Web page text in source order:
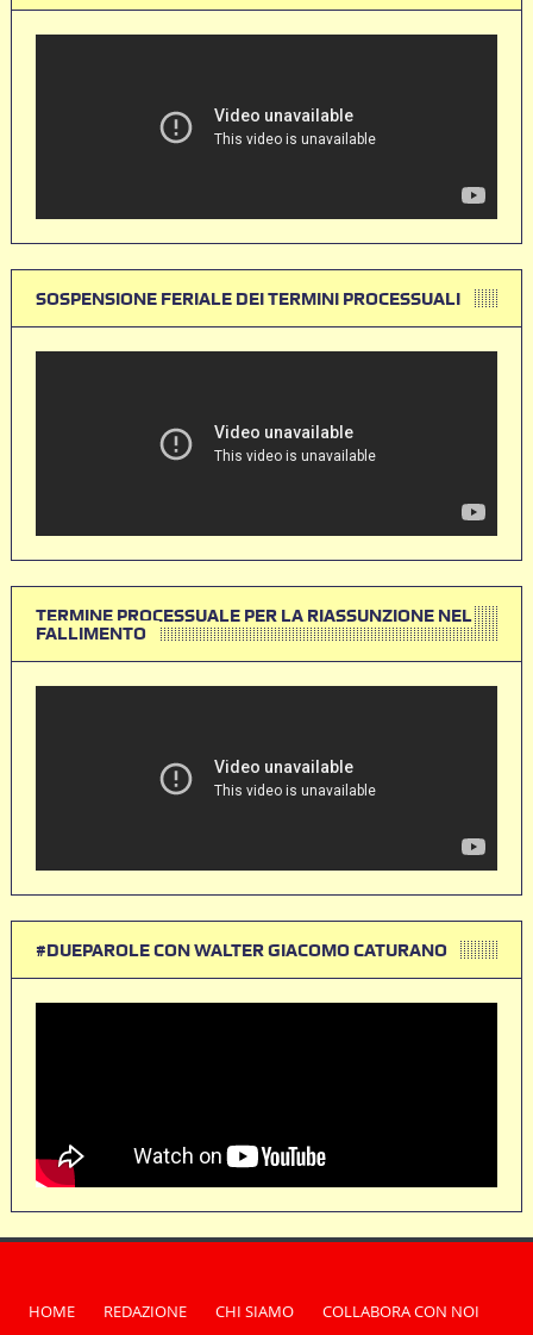
SOSPENSIONE FERIALE DEI TERMINI PROCESSUALI
TERMINE PROCESSUALE PER LA RIASSUNZIONE NEL
FALLIMENTO
#DUEPAROLE CON WALTER GIACOMO CATURANO
HOME REDAZIONE CHI SIAMO COLLABORA CON NOI